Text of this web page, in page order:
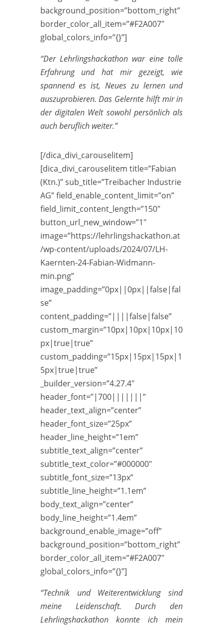
background_position=”bottom_right”
border_color_all_item=”#F2A007″
global_colors_info=”{}”]
“Der Lehrlingshackathon war eine tolle
Erfahrung und hat mir gezeigt, wie
spannend es ist, Neues zu lernen und
auszuprobieren. Das Gelernte hilft mir in
der digitalen Welt sowohl persönlich als
auch beruflich weiter.”
[/dica_divi_carouselitem]
[dica_divi_carouselitem title=”Fabian
(Ktn.)” sub_title=”Treibacher Industrie
AG” field_enable_content_limit=”on”
field_limit_content_length=”150″
button_url_new_window=”1″
image=”https://lehrlingshackathon.at
/wp-content/uploads/2024/07/LH-
Kaernten-24-Fabian-Widmann-
min.png”
image_padding=”0px||0px||false|fal
se”
content_padding=”||||false|false”
custom_margin=”10px|10px|10px|10
px|true|true”
custom_padding=”15px|15px|15px|1
5px|true|true”
_builder_version=”4.27.4″
header_font=”|700|||||||”
header_text_align=”center”
header_font_size=”25px”
header_line_height=”1em”
subtitle_text_align=”center”
subtitle_text_color=”#000000″
subtitle_font_size=”13px”
subtitle_line_height=”1.1em”
body_text_align=”center”
body_line_height=”1.4em”
background_enable_image=”off”
background_position=”bottom_right”
border_color_all_item=”#F2A007″
global_colors_info=”{}”]
“Technik und Weiterentwicklung sind
meine Leidenschaft. Durch den
Lehrlingshackathon konnte ich mein